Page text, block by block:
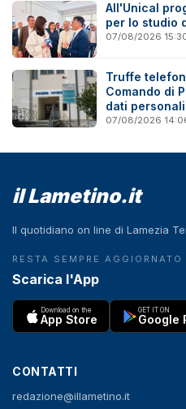
All'Unical
per lo studio
07/08/2026
Truffe
Comando di
dati
07/08/2026
il Lametino.it
Il quotidiano on line di Lamezia
RESTA SEMPRE AGGIORNATO
Scarica l'App
Download on the
App Store
GET IT ON
Google
CONTATTI
redazione@illametino.it